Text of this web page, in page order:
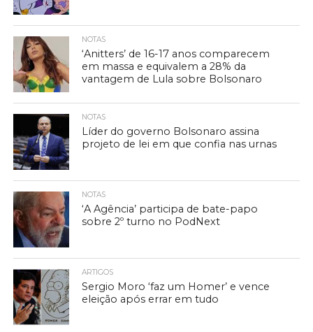
NOTAS
‘Anitters’ de 16-17 anos comparecem
em massa e equivalem a 28% da
vantagem de Lula sobre Bolsonaro
NOTAS
Líder do governo Bolsonaro assina
projeto de lei em que confia nas urnas
NOTAS
‘A Agência’ participa de bate-papo
sobre 2º turno no PodNext
ARTIGOS
Sergio Moro ‘faz um Homer’ e vence
eleição após errar em tudo